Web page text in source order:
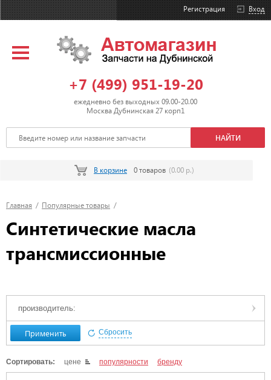
Вход
Регистрация
+7 (499) 951-19-20
ежедневно без выходных 09.00-20.00
Москва Дубнинская 27 корп1
В корзине 0 товаров (0.00 р.)
Главная / Популярные товары /
Синтетические масла
трансмиссионные
производитель:
Применить Сбросить
Сортировать: цене популярности бренду